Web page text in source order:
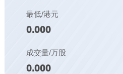
最低/港元
0.000
成交量/万股
0.000